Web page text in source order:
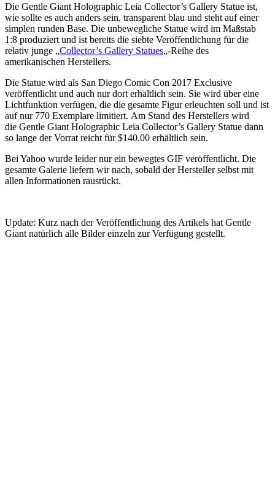
Die Gentle Giant Holographic Leia Collector’s Gallery Statue ist,
wie sollte es auch anders sein, transparent blau und steht auf einer
simplen runden Base. Die unbewegliche Statue wird im Maßstab
1:8 produziert und ist bereits die siebte Veröffentlichung für die
relativ junge „Collector’s Gallery Statues„-Reihe des
amerikanischen Herstellers.
Die Statue wird als San Diego Comic Con 2017 Exclusive
veröffentlicht und auch nur dort erhältlich sein. Sie wird über eine
Lichtfunktion verfügen, die die gesamte Figur erleuchten soll und ist
auf nur 770 Exemplare limitiert. Am Stand des Herstellers wird
die Gentle Giant Holographic Leia Collector’s Gallery Statue dann
so lange der Vorrat reicht für $140.00 erhältlich sein.
Bei Yahoo wurde leider nur ein bewegtes GIF veröffentlicht. Die
gesamte Galerie liefern wir nach, sobald der Hersteller selbst mit
allen Informationen rausrückt.
Update: Kurz nach der Veröffentlichung des Artikels hat Gentle
Giant natürlich alle Bilder einzeln zur Verfügung gestellt.